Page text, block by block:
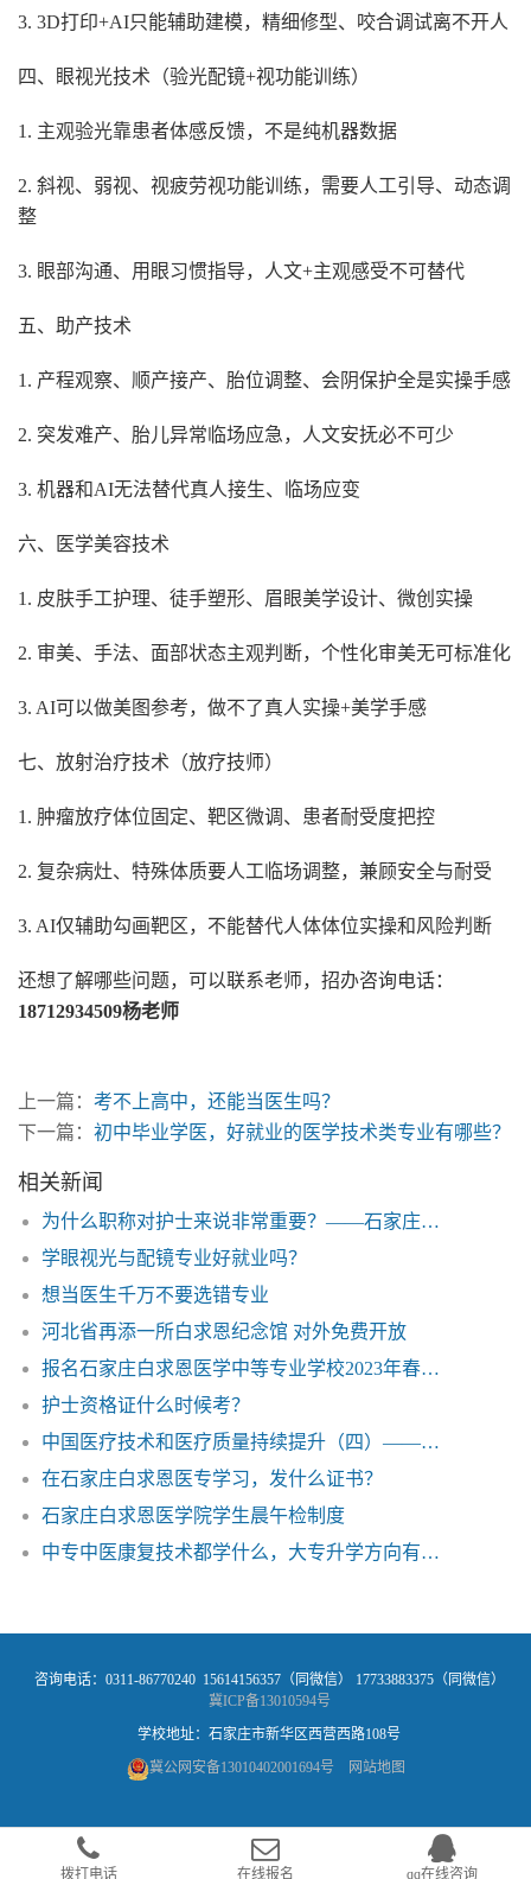
3. 3D打印+AI只能辅助建模，精细修型、咬合调试离不开人
四、眼视光技术（验光配镜+视功能训练）
1. 主观验光靠患者体感反馈，不是纯机器数据
2. 斜视、弱视、视疲劳视功能训练，需要人工引导、动态调
整
3. 眼部沟通、用眼习惯指导，人文+主观感受不可替代
五、助产技术
1. 产程观察、顺产接产、胎位调整、会阴保护全是实操手感
2. 突发难产、胎儿异常临场应急，人文安抚必不可少
3. 机器和AI无法替代真人接生、临场应变
六、医学美容技术
1. 皮肤手工护理、徒手塑形、眉眼美学设计、微创实操
2. 审美、手法、面部状态主观判断，个性化审美无可标准化
3. AI可以做美图参考，做不了真人实操+美学手感
七、放射治疗技术（放疗技师）
1. 肿瘤放疗体位固定、靶区微调、患者耐受度把控
2. 复杂病灶、特殊体质要人工临场调整，兼顾安全与耐受
3. AI仅辅助勾画靶区，不能替代人体体位实操和风险判断
还想了解哪些问题，可以联系老师，招办咨询电话：
18712934509杨老师
上一篇： 考不上高中，还能当医生吗？
下一篇： 初中毕业学医，好就业的医学技术类专业有哪些？
相关新闻
为什么职称对护士来说非常重要？——石家庄白求恩医学院
学眼视光与配镜专业好就业吗？
想当医生千万不要选错专业
河北省再添一所白求恩纪念馆 对外免费开放
报名石家庄白求恩医学中等专业学校2023年春招好不好?
护士资格证什么时候考？
中国医疗技术和医疗质量持续提升（四）——石家庄白求恩医学院
在石家庄白求恩医专学习，发什么证书？
石家庄白求恩医学院学生晨午检制度
中专中医康复技术都学什么，大专升学方向有哪些？
咨询电话：0311-86770240 15614156357（同微信） 17733883375（同微信）
冀ICP备13010594号
学校地址：石家庄市新华区西营西路108号
冀公网安备13010402001694号
网站地图
拨打电话 在线报名 qq在线咨询